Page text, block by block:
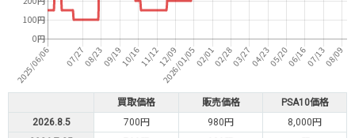
買取価格 販売価格
PSA10価格
2026.8.5
700円 980円
8,000円